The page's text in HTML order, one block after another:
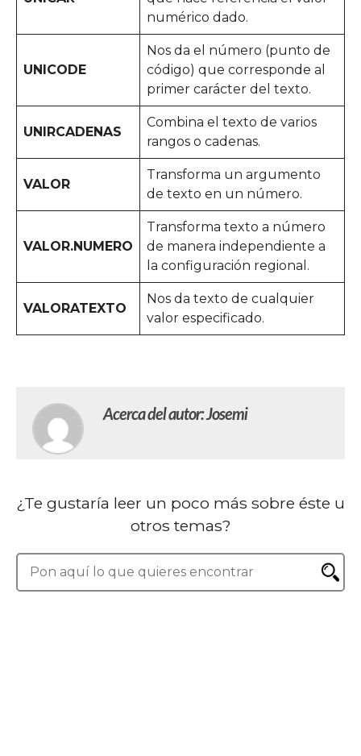
numérico dado.
UNICODE
Nos da el número (punto de
código) que corresponde al
primer carácter del texto.
UNIRCADENAS
Combina el texto de varios
rangos o cadenas.
VALOR
Transforma un argumento
de texto en un número.
VALOR.NUMERO
Transforma texto a número
de manera independiente a
la configuración regional.
VALORATEXTO
Nos da texto de cualquier
valor especificado.
Acerca del autor: Josemi
¿Te gustaría leer un poco más sobre éste u
otros temas?